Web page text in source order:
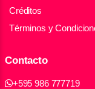
Créditos
Términos y
Contacto
+595 986 777719